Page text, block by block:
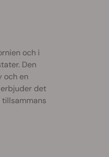
och i
Den
och en
det